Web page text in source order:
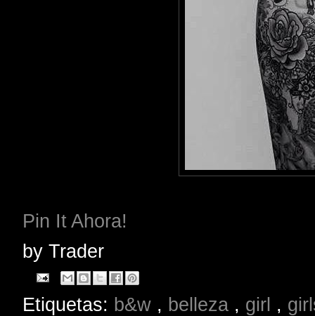
Pin It Ahora!
by Trader
Etiquetas: b&w , belleza , girl ,